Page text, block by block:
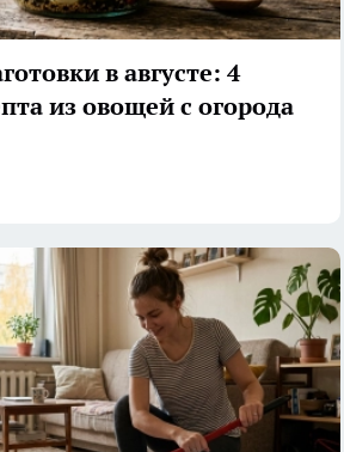
в августе: 4
из овощей с огорода